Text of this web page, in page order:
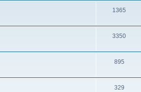
1365
3350
895
329